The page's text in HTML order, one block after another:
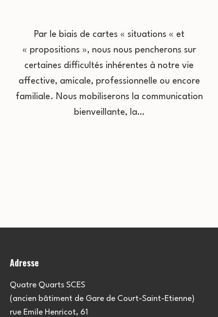
Par le biais de cartes « situations « et
« propositions », nous nous pencherons sur
certaines difficultés inhérentes à notre vie
affective, amicale, professionnelle ou encore
familiale. Nous mobiliserons la communication
bienveillante, la…
Adresse
Quatre Quarts SCES
(ancien bâtiment de Gare de Court-Saint-Etienne)
rue Emile Henricot, 61